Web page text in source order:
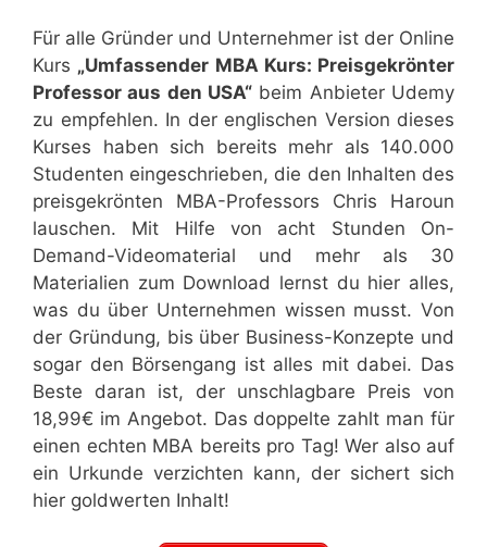
Für alle Gründer und Unternehmer ist der Online
Kurs „Umfassender MBA Kurs: Preisgekrönter
Professor aus den USA“ beim Anbieter Udemy
zu empfehlen. In der englischen Version dieses
Kurses haben sich bereits mehr als 140.000
Studenten eingeschrieben, die den Inhalten des
preisgekrönten MBA-Professors Chris Haroun
lauschen. Mit Hilfe von acht Stunden On-
Demand-Videomaterial und mehr als 30
Materialien zum Download lernst du hier alles,
was du über Unternehmen wissen musst. Von
der Gründung, bis über Business-Konzepte und
sogar den Börsengang ist alles mit dabei. Das
Beste daran ist, der unschlagbare Preis von
18,99€ im Angebot. Das doppelte zahlt man für
einen echten MBA bereits pro Tag! Wer also auf
ein Urkunde verzichten kann, der sichert sich
hier goldwerten Inhalt!